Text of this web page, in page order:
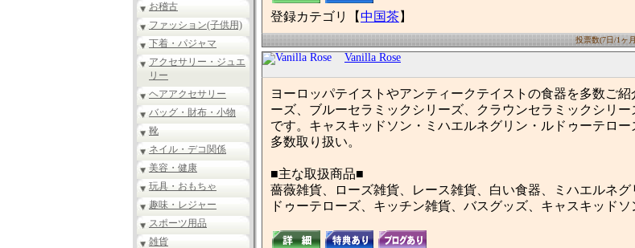
お稽古
ファッション(子供用)
下着・パジャマ
アクセサリー・ジュエ
リー
ヘアアクセサリー
バッグ・財布・小物
靴
ネイル・デコ関係
美容・健康
玩具・おもちゃ
趣味・レジャー
スポーツ用品
雑貨
登録カテゴリ【中国茶】
投票数(7日/1ヶ
Vanilla Rose
ヨーロッパテイストやアンティークテイストの食器を多数ご
ーズ、ブルーセラミックシリーズ、クラウンセラミックシリ
です。キャスキッドソン・ミハエルネグリン・ルドゥーテロ
多数取り扱い。
■主な取扱商品■
薔薇雑貨、ローズ雑貨、レース雑貨、白い食器、ミハエルネ
ドゥーテローズ、キッチン雑貨、バスグッズ、キャスキッドソ